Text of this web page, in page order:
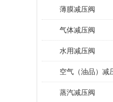
薄膜减压阀
气体减压阀
水用减压阀
空气（油品）减
蒸汽减压阀